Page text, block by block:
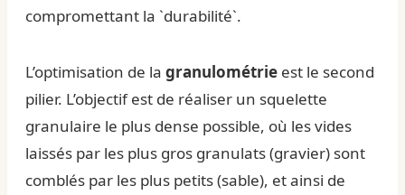
compromettant la `durabilité`.
L’optimisation de la granulométrie est le second
pilier. L’objectif est de réaliser un squelette
granulaire le plus dense possible, où les vides
laissés par les plus gros granulats (gravier) sont
comblés par les plus petits (sable), et ainsi de